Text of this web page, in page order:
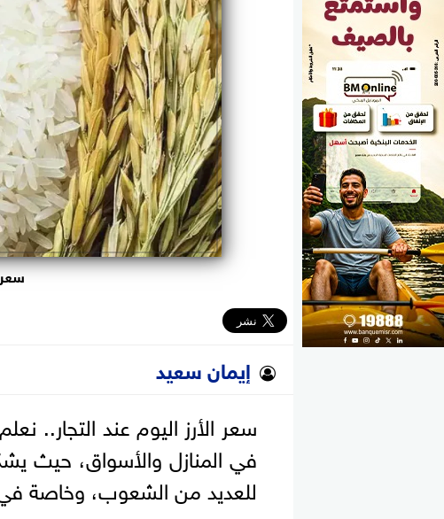
سعر
إيمان سعيد
سعر الأرز اليوم عند التجار..
في المنازل والأسواق، حيث
للعديد من الشعوب، وخاصة في